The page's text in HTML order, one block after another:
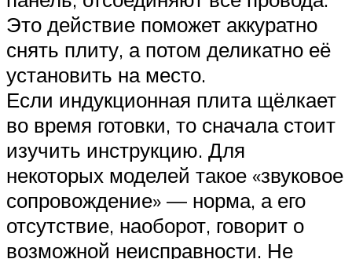
Это действие поможет аккуратно
снять плиту, а потом деликатно её
установить на место.
Если индукционная плита щёлкает
во время готовки, то сначала стоит
изучить инструкцию. Для
некоторых моделей такое «звуковое
сопровождение» — норма, а его
отсутствие, наоборот, говорит о
возможной неисправности. Не